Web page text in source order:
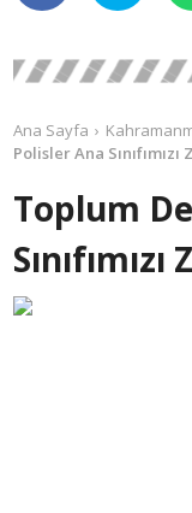
Ana Sayfa
Polisler Ana
Toplum